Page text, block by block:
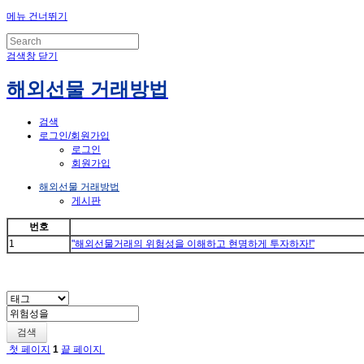
메뉴 건너뛰기
검색창 닫기
해외선물 거래방법
검색
로그인/회원가입
로그인
회원가입
해외선물 거래방법
게시판
번호
1
"해외선물거래의 위험성을 이해하고 현명하게 투자하자!"
검색
첫 페이지 1 끝 페이지